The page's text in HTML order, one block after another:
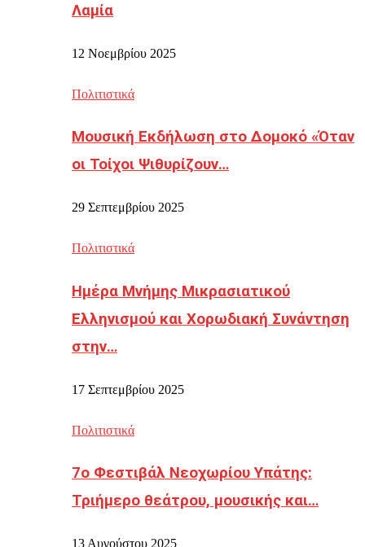
Λαμία
12 Νοεμβρίου 2025
Πολιτιστικά
Μουσική Εκδήλωση στο Δομοκό «Όταν
οι Τοίχοι Ψιθυρίζουν…
29 Σεπτεμβρίου 2025
Πολιτιστικά
Ημέρα Μνήμης Μικρασιατικού
Ελληνισμού και Χορωδιακή Συνάντηση
στην…
17 Σεπτεμβρίου 2025
Πολιτιστικά
7ο Φεστιβάλ Νεοχωρίου Υπάτης:
Τριήμερο θεάτρου, μουσικής και…
13 Αυγούστου 2025